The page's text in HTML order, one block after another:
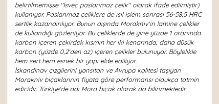
belirtilmemişse ''İsveç paslanmaz çelik'' olarak ifade edilmiştir)
kullanıyor. Paslanmaz çeliklere de ısıl işlem sonrası 56-58,5 HRC
sertlik kazandırılıyor. Bunun dışında Morakniv'in lamine çelikler
de kullandığı gözleniyor. Bu çeliklerde de yine yüzde 1 oranında
karbon içeren çekirdek kısmın her iki kenarında, daha düşük
karbon (yüzde 0,2'den az) içeren çelikler bulunuyor. Böylelikle
hem sert hem esnek bir yapı elde ediliyor.
İskandinav çizgilerini yansıtan ve Avrupa kalitesi taşıyan
Morakniv bıçaklarının fiyata göre performansı oldukça tatmin
edicidir. Türkiye'de adı Mora bıçak olarak da bilinmektedir.